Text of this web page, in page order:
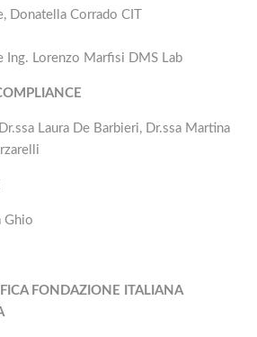
Donatella Corrado CIT
Ing. Lorenzo Marfisi DMS Lab
Laura De Barbieri, Dr.ssa Martina
Ghio
FONDAZIONE ITALIANA